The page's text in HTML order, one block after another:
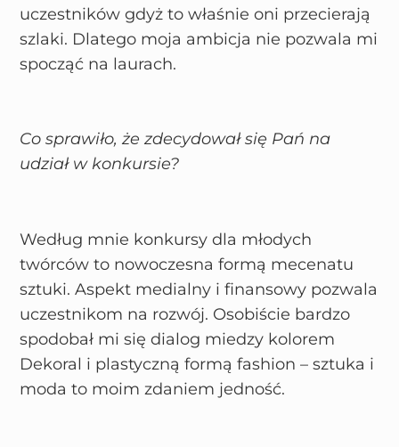
uczestników gdyż to właśnie oni przecierają
szlaki. Dlatego moja ambicja nie pozwala mi
spocząć na laurach.
Co sprawiło, że zdecydował się Pań na
udział w konkursie?
Według mnie konkursy dla młodych
twórców to nowoczesna formą mecenatu
sztuki. Aspekt medialny i finansowy pozwala
uczestnikom na rozwój. Osobiście bardzo
spodobał mi się dialog miedzy kolorem
Dekoral i plastyczną formą fashion – sztuka i
moda to moim zdaniem jedność.